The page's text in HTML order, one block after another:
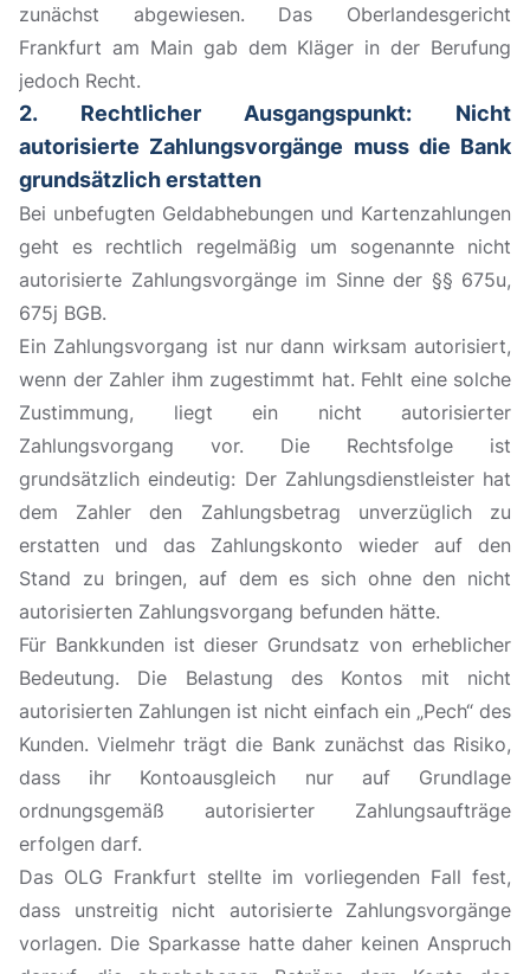
zunächst abgewiesen. Das Oberlandesgericht
Frankfurt am Main gab dem Kläger in der Berufung
jedoch Recht.
2. Rechtlicher Ausgangspunkt: Nicht
autorisierte Zahlungsvorgänge muss die Bank
grundsätzlich erstatten
Bei unbefugten Geldabhebungen und Kartenzahlungen
geht es rechtlich regelmäßig um sogenannte nicht
autorisierte Zahlungsvorgänge im Sinne der §§ 675u,
675j BGB.
Ein Zahlungsvorgang ist nur dann wirksam autorisiert,
wenn der Zahler ihm zugestimmt hat. Fehlt eine solche
Zustimmung, liegt ein nicht autorisierter
Zahlungsvorgang vor. Die Rechtsfolge ist
grundsätzlich eindeutig: Der Zahlungsdienstleister hat
dem Zahler den Zahlungsbetrag unverzüglich zu
erstatten und das Zahlungskonto wieder auf den
Stand zu bringen, auf dem es sich ohne den nicht
autorisierten Zahlungsvorgang befunden hätte.
Für Bankkunden ist dieser Grundsatz von erheblicher
Bedeutung. Die Belastung des Kontos mit nicht
autorisierten Zahlungen ist nicht einfach ein „Pech“ des
Kunden. Vielmehr trägt die Bank zunächst das Risiko,
dass ihr Kontoausgleich nur auf Grundlage
ordnungsgemäß autorisierter Zahlungsaufträge
erfolgen darf.
Das OLG Frankfurt stellte im vorliegenden Fall fest,
dass unstreitig nicht autorisierte Zahlungsvorgänge
vorlagen. Die Sparkasse hatte daher keinen Anspruch